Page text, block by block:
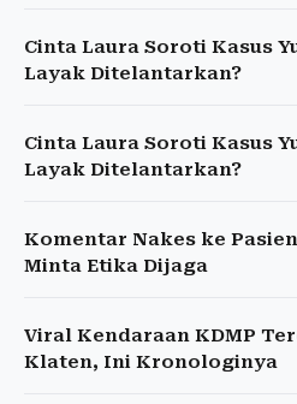
Cinta Laura Soroti Kasus
Layak Ditelantarkan?
Cinta Laura Soroti Kasus
Layak Ditelantarkan?
Komentar Nakes ke Pasien
Minta Etika Dijaga
Viral Kendaraan KDMP
Klaten, Ini Kronologinya